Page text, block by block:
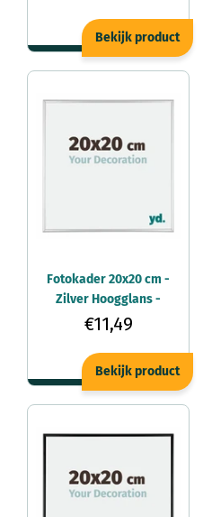
Bekijk product
Fotokader 20x20 cm -
Zilver Hoogglans -
Aluminium - Kent
€11,49
Bekijk product